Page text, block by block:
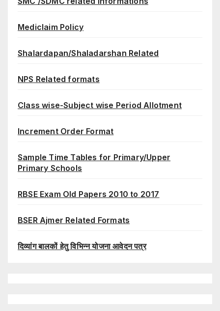
Mediclaim Policy
Shalardapan/Shaladarshan Related
NPS Related formats
Class wise-Subject wise Period Allotment
Increment Order Format
Sample Time Tables for Primary/Upper
Primary Schools
RBSE Exam Old Papers 2010 to 2017
BSER Ajmer Related Formats
दिव्यांग बालकों हेतु विभिन्न योजना आवेदन पत्र